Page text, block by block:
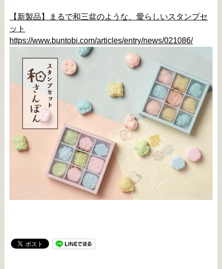
【新製品】まるで和三盆のような、愛らしいスタンプセ
ット
https://www.buntobi.com/articles/entry/news/021086/